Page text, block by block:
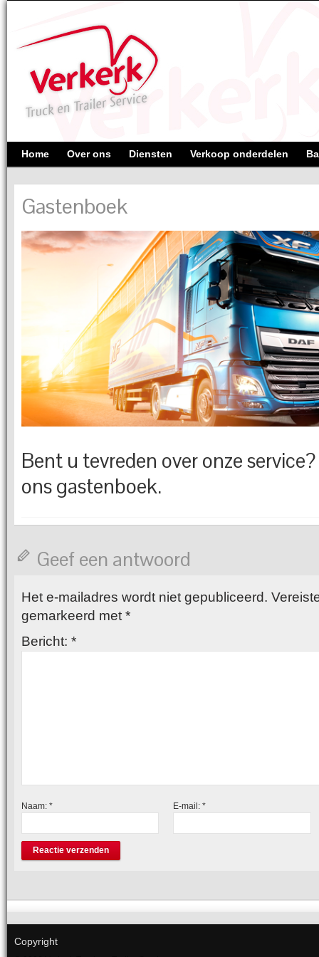
Home Over ons Diensten Verkoop onderdelen
Gastenboek
Bent u tevreden over onze
ons gastenboek.
Geef een antwoord
Het e-mailadres wordt niet gepubliceerd.
gemarkeerd met *
Bericht: *
Naam: * E-mail:*
Copyright